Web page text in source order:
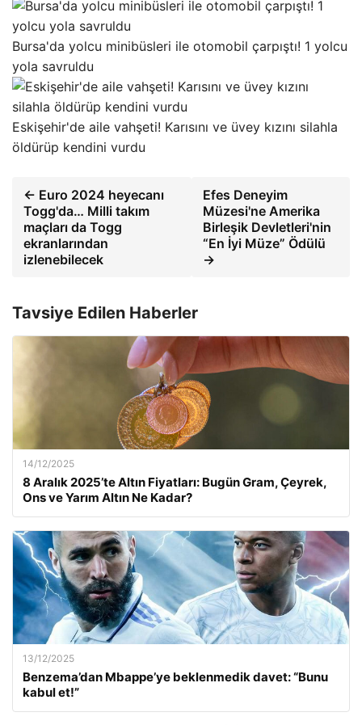
Bursa'da yolcu minibüsleri ile otomobil çarpıştı! 1 yolcu
yola savruldu
Eskişehir'de aile vahşeti! Karısını ve üvey kızını silahla
öldürüp kendini vurdu
← Euro 2024 heyecanı
Togg'da… Milli takım
maçları da Togg
ekranlarından
izlenebilecek
Efes Deneyim
Müzesi'ne Amerika
Birleşik Devletleri'nin
“En İyi Müze” Ödülü
→
Tavsiye Edilen Haberler
14/12/2025
8 Aralık 2025’te Altın Fiyatları: Bugün Gram, Çeyrek,
Ons ve Yarım Altın Ne Kadar?
13/12/2025
Benzema’dan Mbappe’ye beklenmedik davet: “Bunu
kabul et!”